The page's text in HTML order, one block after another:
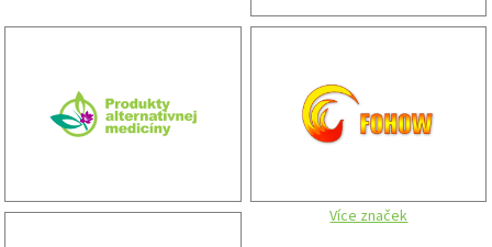
Více značek